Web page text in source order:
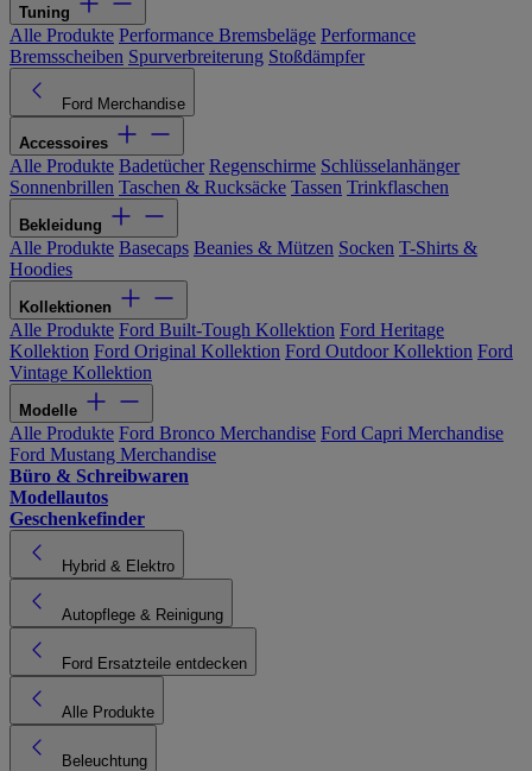
Tuning
Alle Produkte Performance Bremsbeläge Performance
Bremsscheiben Spurverbreiterung Stoßdämpfer
Ford Merchandise
Accessoires
Alle Produkte Badetücher Regenschirme Schlüsselanhänger
Sonnenbrillen Taschen & Rucksäcke Tassen Trinkflaschen
Bekleidung
Alle Produkte Basecaps Beanies & Mützen Socken T-Shirts &
Hoodies
Kollektionen
Alle Produkte Ford Built-Tough Kollektion Ford Heritage
Kollektion Ford Original Kollektion Ford Outdoor Kollektion Ford
Vintage Kollektion
Modelle
Alle Produkte Ford Bronco Merchandise Ford Capri Merchandise
Ford Mustang Merchandise
Büro & Schreibwaren
Modellautos
Geschenkefinder
Hybrid & Elektro
Autopflege & Reinigung
Ford Ersatzteile entdecken
Alle Produkte
Beleuchtung